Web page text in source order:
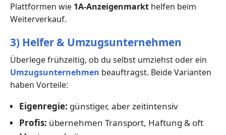
Plattformen wie 1A-Anzeigenmarkt helfen beim
Weiterverkauf.
3) Helfer & Umzugsunternehmen
Überlege frühzeitig, ob du selbst umziehst oder ein
Umzugsunternehmen beauftragst. Beide Varianten
haben Vorteile:
Eigenregie: günstiger, aber zeitintensiv
Profis: übernehmen Transport, Haftung & oft